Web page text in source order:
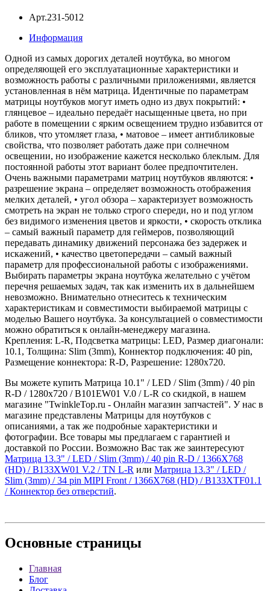
Арт.231-5012
Информация
Одной из самых дорогих деталей ноутбука, во многом
определяющей его эксплуатационные характеристики и
возможность работы с различными приложениями, является
установленная в нём матрица. Идентичные по параметрам
матрицы ноутбуков могут иметь одно из двух покрытий: •
глянцевое – идеально передаёт насыщенные цвета, но при
работе в помещении с ярким освещением трудно избавится от
бликов, что утомляет глаза, • матовое – имеет антибликовые
свойства, что позволяет работать даже при солнечном
освещении, но изображение кажется несколько блеклым. Для
постоянной работы этот вариант более предпочтителен.
Очень важными параметрами матриц ноутбуков являются: •
разрешение экрана – определяет возможность отображения
мелких деталей, • угол обзора – характеризует возможность
смотреть на экран не только строго спереди, но и под углом
без видимого изменения цветов и яркости, • скорость отклика
– самый важный параметр для геймеров, позволяющий
передавать динамику движений персонажа без задержек и
искажений, • качество цветопередачи – самый важный
параметр для профессиональной работы с изображениями.
Выбирать параметры экрана ноутбука желательно с учётом
перечня решаемых задач, так как изменить их в дальнейшем
невозможно. Внимательно отнеситесь к техническим
характеристикам и совместимости выбираемой матрицы с
моделью Вашего ноутбука. За консультацией о совместимости
можно обратиться к онлайн-менеджеру магазина.
Крепления: L-R, Подсветка матрицы: LED, Размер диагонали:
10.1, Толщина: Slim (3mm), Коннектор подключения: 40 pin,
Размещение коннектора: R-D, Разрешение: 1280x720.
Вы можете купить Матрица 10.1" / LED / Slim (3mm) / 40 pin
R-D / 1280x720 / B101EW01 V.0 / L-R со скидкой, в нашем
магазине "TwinkleTop.ru - Онлайн магазин запчастей". У нас в
магазине представлены Матрицы для ноутбуков с
описаниями, а так же подробные характеристики и
фотографии. Все товары мы предлагаем с гарантией и
доставкой по России. Возможно Вас так же заинтересуют
Матрица 13.3" / LED / Slim (3mm) / 40 pin R-D / 1366X768
(HD) / B133XW01 V.2 / TN L-R или Матрица 13.3" / LED /
Slim (3mm) / 34 pin MIPI Front / 1366X768 (HD) / B133XTF01.1
/ Коннектор без отверстий.
Основные страницы
Главная
Блог